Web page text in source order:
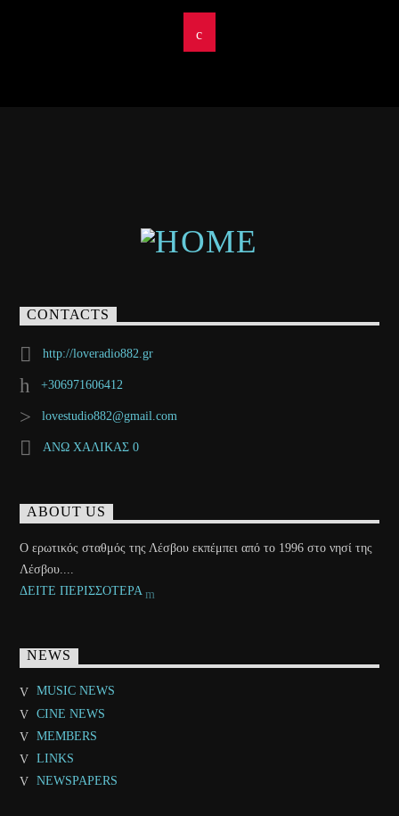
CONTACTS
http://loveradio882.gr
+306971606412
lovestudio882@gmail.com
ΑΝΩ ΧΑΛΙΚΑΣ 0
ABOUT US
Ο ερωτικός σταθμός της Λέσβου εκπέμπει από το 1996 στο νησί της
Λέσβου....
ΔΕΙΤΕ ΠΕΡΙΣΣΟΤΕΡΑ
NEWS
MUSIC NEWS
CINE NEWS
MEMBERS
LINKS
NEWSPAPERS